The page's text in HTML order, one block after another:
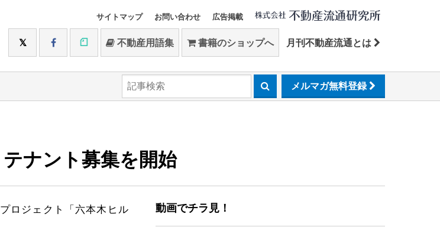
サイトマップ お問い合わせ 広告掲載
不動産用語集 書籍のショップへ 月刊不動産流通とは
メルマガ無料登録
ナント募集を開始
ロジェクト「六本木ヒル
動画でチラ見！